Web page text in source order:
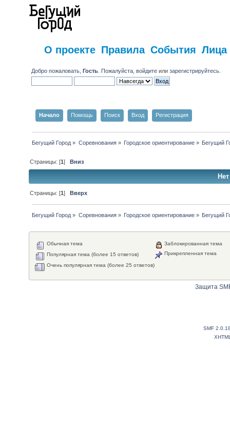
О проекте Правила События Лица
Добро пожаловать,Гость . Пожалуйста,войдите илизарегистрируйтесь
Начало Помощь Поиск Вход Регистрация
Бегущий Город » Соревнования» Городское ориентирование » Бегущий
Страницы: [1]Вниз
Страницы: [1] Вверх
Бегущий Город » Соревнования» Городское ориентирование » Бегущий
Обычная тема
Популярная тема (более 15 ответов)
Очень популярная тема (более 25 ответов)
Заблокированная тема
Прикрепленная тема
Защита
SMF